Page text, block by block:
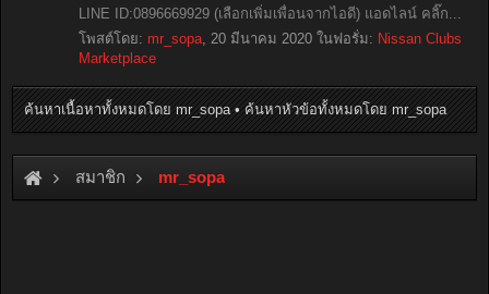
LINE ID:0896669929 (เลือกเพิ่มเพื่อนจากไอดี) แอดไลน์ คลิ๊ก...
โพสต์โดย: mr_sopa, 20 มีนาคม 2020 ในฟอรั่ม: Nissan Clubs
Marketplace
ค้นหาเนื้อหาทั้งหมดโดย mr_sopa ค้นหาหัวข้อทั้งหมดโดย mr_sopa
สมาชิก mr_sopa